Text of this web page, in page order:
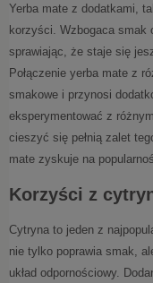
Yerba mate z dodatkami,
korzyści. Wzbogaca smak
sprawiając, że staje się
Połączenie yerba mate z
smakowe i przynosi
eksperymentować z
cieszyć się pełnią zalet
mate zyskuje na
Korzyści z
Cytryna to jeden z
nie tylko poprawia smak,
układ odpornościowy.